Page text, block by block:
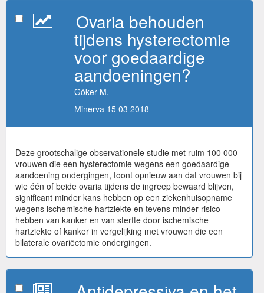
Ovaria behouden
tijdens hysterectomie
voor goedaardige
aandoeningen?
Göker M.
Minerva 15 03 2018
Deze grootschalige observationele studie met ruim 100 000
vrouwen die een hysterectomie wegens een goedaardige
aandoening ondergingen, toont opnieuw aan dat vrouwen bij
wie één of beide ovaria tijdens de ingreep bewaard blijven,
significant minder kans hebben op een ziekenhuisopname
wegens ischemische hartziekte en tevens minder risico
hebben van kanker en van sterfte door ischemische
hartziekte of kanker in vergelijking met vrouwen die een
bilaterale ovariëctomie ondergingen.